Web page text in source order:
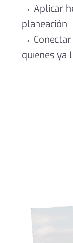
→ Aplicar
planeación
→
quienes ya